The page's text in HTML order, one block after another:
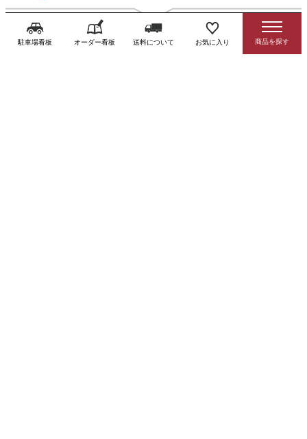
駐車場看板 オーダー看板 送料について お気に入り
ご購入手続き